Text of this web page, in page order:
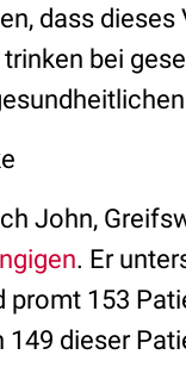
dass
bei
John,
. Er
promt 153
149 dieser